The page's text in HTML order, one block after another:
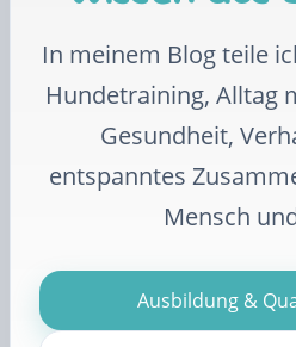
In meinem Blog teile
Hundetraining, Alltag
Gesundheit,
entspanntes
Mensch
Ausbildung &